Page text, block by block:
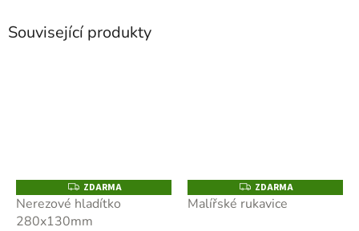
Související produkty
Z
D
A
R
ZDARMA
Nerezové hladítko
280x130mm
Z
D
A
ZDARMA
Malířské rukavice